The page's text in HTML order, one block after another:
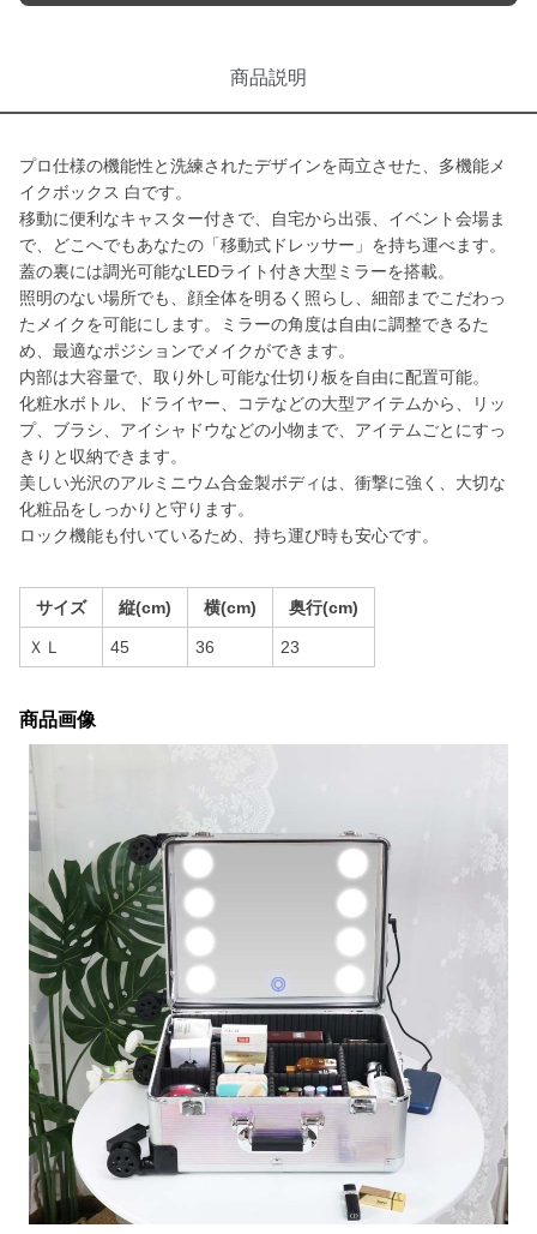
商品説明
プロ仕様の機能性と洗練されたデザインを両立させた、多機能メ
イクボックス 白です。
移動に便利なキャスター付きで、自宅から出張、イベント会場ま
で、どこへでもあなたの「移動式ドレッサー」を持ち運べます。
蓋の裏には調光可能なLEDライト付き大型ミラーを搭載。
照明のない場所でも、顔全体を明るく照らし、細部までこだわっ
たメイクを可能にします。ミラーの角度は自由に調整できるた
め、最適なポジションでメイクができます。
内部は大容量で、取り外し可能な仕切り板を自由に配置可能。
化粧水ボトル、ドライヤー、コテなどの大型アイテムから、リッ
プ、ブラシ、アイシャドウなどの小物まで、アイテムごとにすっ
きりと収納できます。
美しい光沢のアルミニウム合金製ボディは、衝撃に強く、大切な
化粧品をしっかりと守ります。
ロック機能も付いているため、持ち運び時も安心です。
サイズ 縦(cm) 横(cm) 奥行(cm)
ＸＬ 45 36 23
商品画像